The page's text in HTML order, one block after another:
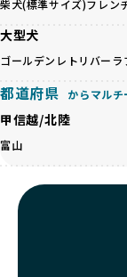
量販売、負担の
を促進することで
る社会の実現を目
人へ寄付していま
の取り組みが不十
ます。この活動に
BreederFamilies
でなく、すべての
な一歩です。ユ
子犬をお迎えす
支えることがで
近年、「小さくて
徴が人気を集め、
くありません。極
く、レアカラーに
す。
営利優先ブリーダ
な繁殖を行いが
担をかけたり、
ど、健康を犠牲に
うな方法では、
にとっても将来
柴犬(標準サイズ)フレン
大型犬
ゴールデンレトリバーラ
都道府県 からマル
甲信越/北陸
富山